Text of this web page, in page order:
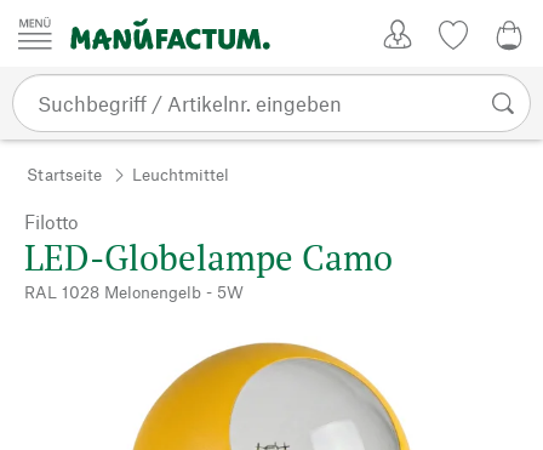
Zum Inhalt springen
Startseite Leuchtmittel
Filotto
LED-Globelampe Camo
RAL 1028 Melonengelb - 5W